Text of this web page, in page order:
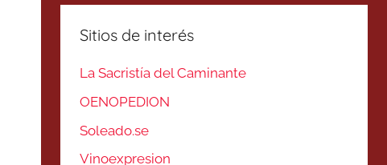
Sitios de interés
La Sacristía del Caminante
OENOPEDION
Soleado.se
Vinoexpresion